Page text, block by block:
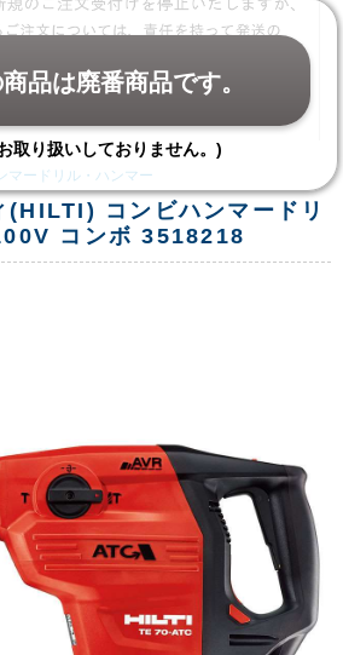
マードリル・ハンマー
(HILTI) コンビハンマードリ
コンボ 3518218
品は廃番商品です。
取り扱いしておりません。)